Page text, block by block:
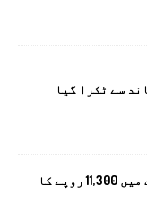
سے ٹکرا گیا
پاکستان میں سونے کی قیمت میں 11,300 روپے کا